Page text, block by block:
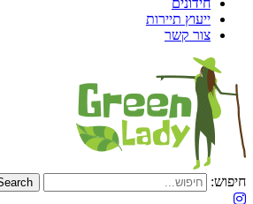
חידונים
ייעוץ תיירות
צור קשר
חיפוש: